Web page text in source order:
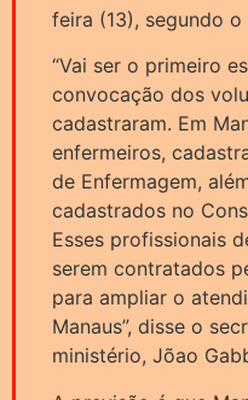
feira (13), segundo
“Vai ser o primeiro
convocação dos
cadastraram. Em
enfermeiros,
de Enfermagem,
cadastrados no
Esses profissionais
serem contratados
para ampliar o
Manaus”, disse o
ministério, Jõao